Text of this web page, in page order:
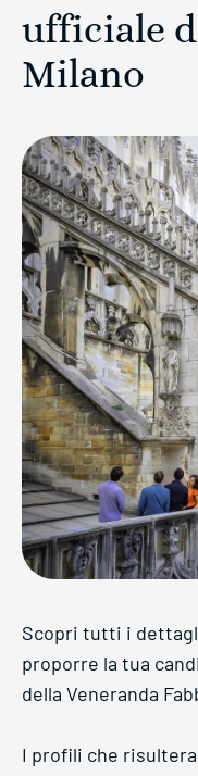
ufficiale
Milano
Scopri tutti i
proporre la tua
della Veneranda
I profili che